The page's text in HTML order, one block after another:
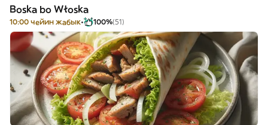
Boska bo Włoska
10:00 чейин жабык 100%(51)